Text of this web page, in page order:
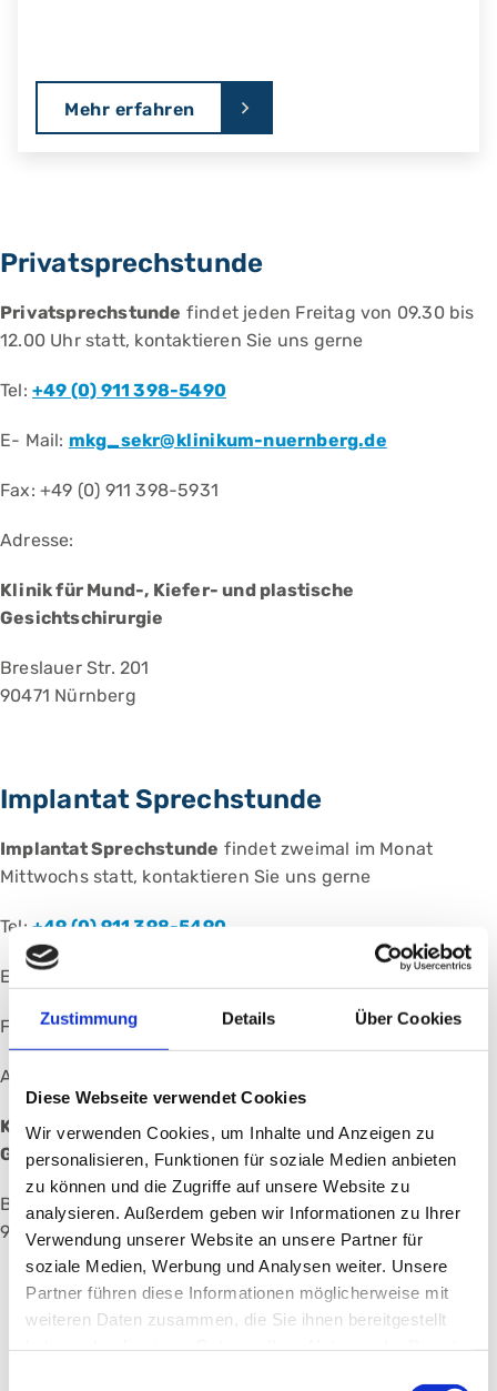
Zustimmung Details Über Cookies
Diese Webseite verwendet Cookies
Wir verwenden Cookies, um Inhalte und Anzeigen zu
personalisieren, Funktionen für soziale Medien anbieten
zu können und die Zugriffe auf unsere Website zu
analysieren. Außerdem geben wir Informationen zu Ihrer
Verwendung unserer Website an unsere Partner für
soziale Medien, Werbung und Analysen weiter. Unsere
Partner führen diese Informationen möglicherweise mit
weiteren Daten zusammen, die Sie ihnen bereitgestellt
Mehr erfahren
Privatsprechstunde
Privatsprechstunde findet jeden Freitag von 09.30 bis
12.00 Uhr statt, kontaktieren Sie uns gerne
Tel: +49 (0) 911 398-5490
E- Mail: mkg_sekr@klinikum-nuernberg.de
Fax: +49 (0) 911 398-5931
Adresse:
Klinik für Mund-, Kiefer- und plastische
Gesichtschirurgie
Breslauer Str. 201
90471 Nürnberg
Implantat Sprechstunde
Implantat Sprechstunde findet zweimal im Monat
Mittwochs statt, kontaktieren Sie uns gerne
Tel: +49 (0) 911 398-5490
E-Mail:
Fax: +49 (0) 911 398-5931
Adresse:
Klinik für Mund-, Kiefer- und plastische
Gesichtschirurgie
Breslauer Str. 201
90471 Nürnberg
Unsere Stationen